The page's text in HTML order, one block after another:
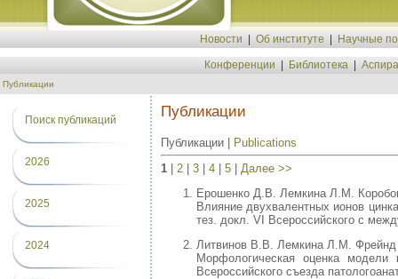
Новости Об институте Научные
Конференции Библиотека
Публикации
Поиск публикаций
2026
2025
2024
Публикации
Публикации | Publications
1
2 3 4 5
Далее >>
Ерошенко Д.В. Лемкина Л.М.
Влияние двухвалентных ионов
тез. докл. VI Всероссийского с
Литвинов В.В. Лемкина Л.М.
Морфологическая оценка
Всероссийского съезда